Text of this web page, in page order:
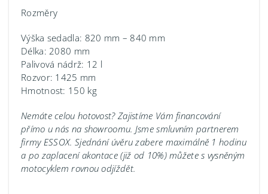
Rozměry
Výška sedadla: 820 mm – 840 mm
Délka: 2080 mm
Palivová nádrž: 12 l
Rozvor: 1425 mm
Hmotnost: 150 kg
Nemáte celou hotovost? Zajistíme Vám financování
přímo u nás na showroomu. Jsme smluvním partnerem
firmy ESSOX. Sjednání úvěru zabere maximálně 1 hodinu
a po zaplacení akontace (již od 10%) můžete s vysněným
motocyklem rovnou odjíždět.